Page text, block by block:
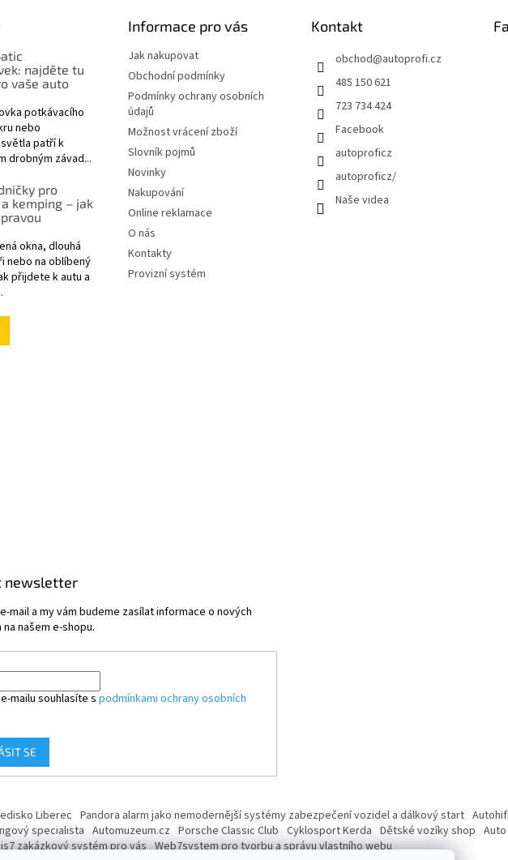
najděte tu
vaše auto
potkávacího
nebo
patří k
drobným závad...
pro
kemping – jak
okna, dlouhá
nebo na oblíbený
přijdete k autu a
Informace pro vás
Jak nakupovat
Obchodní podmínky
Podmínky ochrany osobních
údajů
Možnost vrácení zboží
Slovník pojmů
Novinky
Nakupování
Online reklamace
O nás
Kontakty
Provizní systém
Kontakt
obchod@autoprofi.cz
485 150 621
723 734 424
Facebook
autoproficz
autoproficz/
Naše videa
newsletter
mail a my vám budeme zasílat informace o nových
našem e-shopu.
mailu souhlasíte s podmínkami ochrany osobních
SE
Liberec Pandora alarm jako nemodernější systémy zabezpečení vozidel a dálkový start
specialista Automuzeum.cz Porsche Classic Club Cyklosport Kerda Dětské vozíky shop
zakázkový systém pro vás Web7system pro tvorbu a správu vlastního webu